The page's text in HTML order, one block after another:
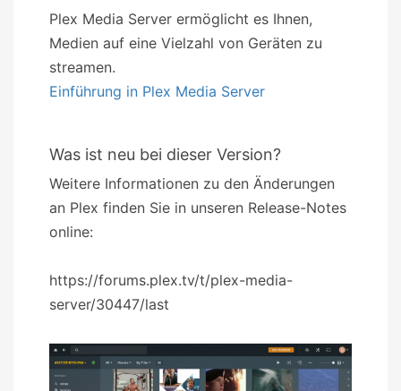
Plex Media Server ermöglicht es Ihnen,
Medien auf eine Vielzahl von Geräten zu
streamen.
Einführung in Plex Media Server
Was ist neu bei dieser Version?
Weitere Informationen zu den Änderungen
an Plex finden Sie in unseren Release-Notes
online:
https://forums.plex.tv/t/plex-media-
server/30447/last